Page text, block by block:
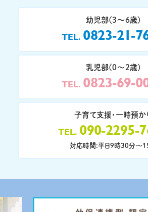
幼児部(3〜6歳)
TEL 0823-21-
乳児部(0〜2歳)
TEL 0823-69-
子育て支援・一時預か
TEL 090-2295-
対応時間:平日9時30分〜